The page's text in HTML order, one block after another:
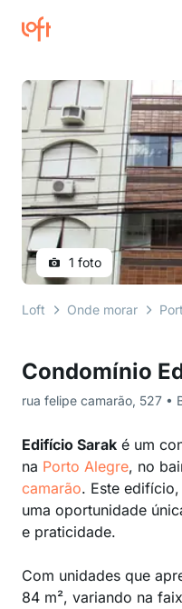
Condomínio
rua felipe camarão, 527 •
Edifício Sarak é um
na Porto Alegre, no
camarão. Este
uma oportunidade
e praticidade.
Com unidades que
84 m², variando na
1 foto
Loft Onde morar